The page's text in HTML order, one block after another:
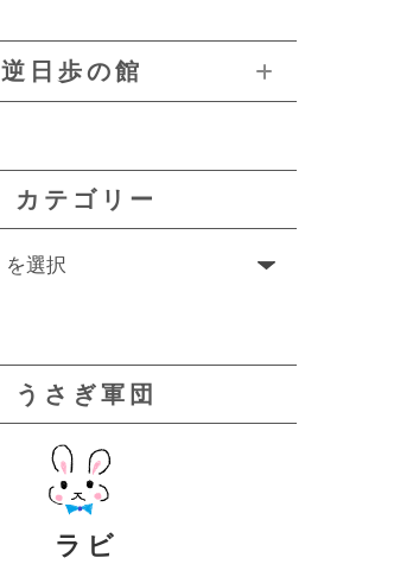
逆日歩の館
カテゴリー
うさぎ軍団
ラビ